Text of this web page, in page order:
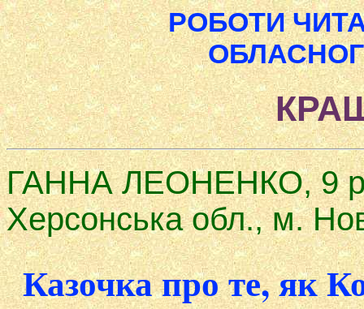
РОБОТИ
ГАННА ЛЕОНЕНКО, 9
Херсонська обл., м.
Казочка про те, як